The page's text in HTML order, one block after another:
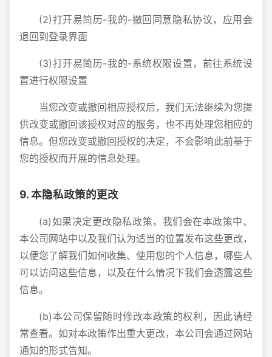
(2)打开易简历-我的-撤回同意隐私协议，应用会
退回到登录界面
(3)打开易简历-我的-系统权限设置，前往系统设
置进行权限设置
当您改变或撤回相应授权后，我们无法继续为您提
供改变或撤回该授权对应的服务，也不再处理您相应的
信息。但您改变或撤回授权的决定，不会影响此前基于
您的授权而开展的信息处理。
9. 本隐私政策的更改
(a)如果决定更改隐私政策，我们会在本政策中、
本公司网站中以及我们认为适当的位置发布这些更改，
以便您了解我们如何收集、使用您的个人信息，哪些人
可以访问这些信息，以及在什么情况下我们会透露这些
信息。
(b)本公司保留随时修改本政策的权利，因此请经
常查看。如对本政策作出重大更改，本公司会通过网站
通知的形式告知。